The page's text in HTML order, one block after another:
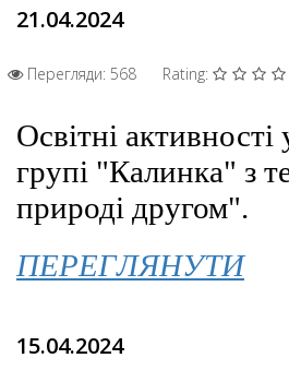
21.04.2024
Перегляди: 568 Rating:
Освітні активності
групі "Калинка" з
природі другом".
ПЕРЕГЛЯНУТИ
15.04.2024